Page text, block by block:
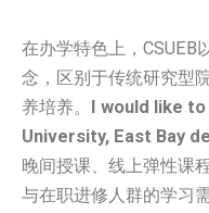
在办学特色上，CSUEB
念，区别于传统研究型
养培养。
I would like
University, East Bay
晚间授课、线上弹性课
与在职进修人群的学习